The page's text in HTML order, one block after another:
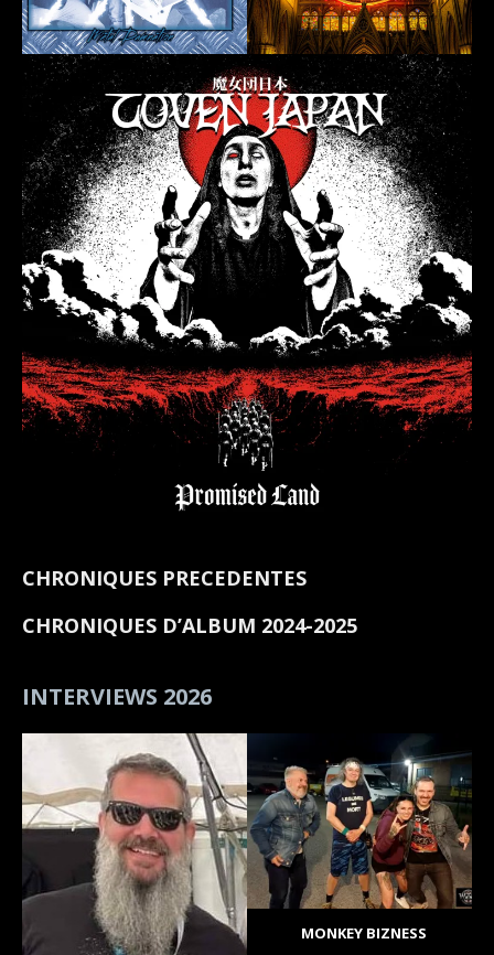
CHRONIQUES PRECEDENTES
CHRONIQUES D’ALBUM 2024-2025
INTERVIEWS 2026
MONKEY BIZNESS